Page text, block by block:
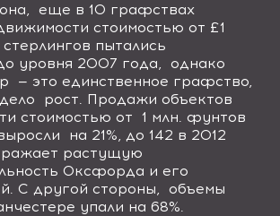
еще в 10 графствах
стоимостью от £1
пытались
уровня 2007 года, однако
это единственное графство,
рост. Продажи объектов
стоимостью от 1 млн. фунтов
на 21%, до 142 в 2012
растущую
Оксфорда и его
С другой стороны, объемы
упали на 68%.